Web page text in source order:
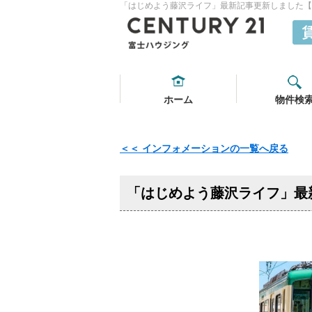
「はじめよう藤沢ライフ」最新記事更新しまし
ホーム 物件検
＜＜ インフォメーションの一覧へ戻る
「はじめよう藤沢ライフ」